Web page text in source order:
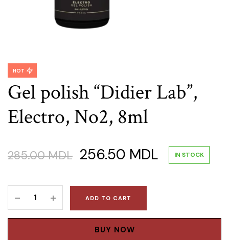
Gel polish “Didier Lab”,
Electro, No2, 8ml
HOT
285.00MDL Original
was:
285.00 MDL.
256.50 MDL Current
IN STOCK
polish
“Didier
ADD TO CART
BUY NOW